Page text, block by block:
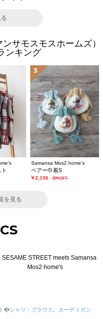
サモスモスホームズ）
ンキング
3
Samansa Mos2 home's
ベアー巾着S
￥2,156 -30%OFF-
を見る
やシャツ・ブラウス
カーディガン